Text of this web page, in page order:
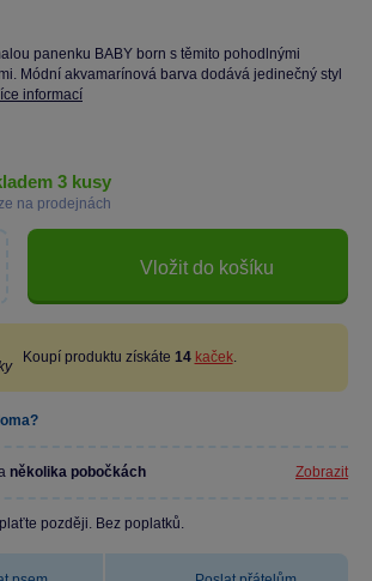
panenku BABY born s těmito pohodlnými
Módní akvamarínová barva dodává jedinečný styl
informací
3 kusy
na prodejnách
Vložit do košíku
Koupí produktu získáte 14 kaček.
několika pobočkách Zobrazit
později. Bez poplatků.